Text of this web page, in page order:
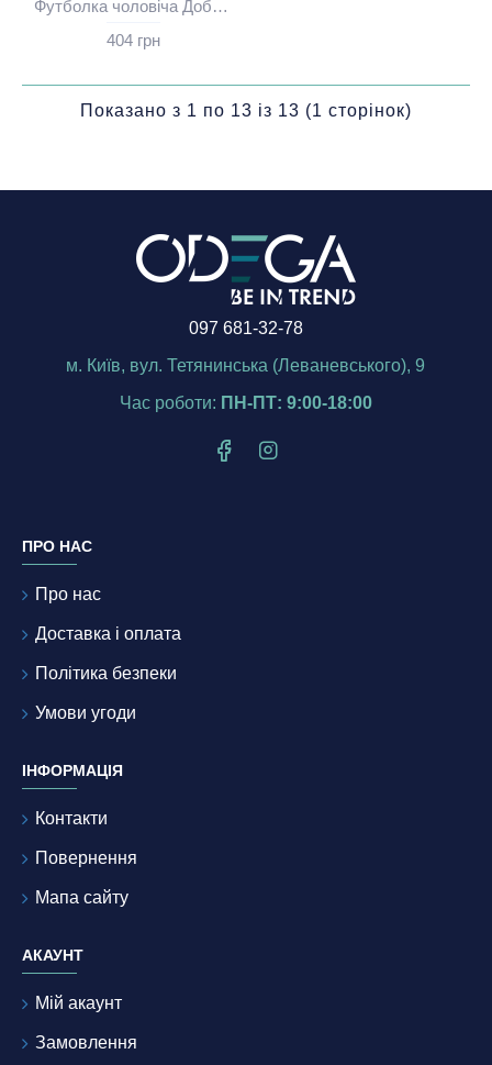
Футболка чоловіча Доброго вечора ми з України джинс - 00553
404 грн
Показано з 1 по 13 із 13 (1 сторінок)
097 681-32-78
м. Київ, вул. Тетянинська (Леваневського), 9
Час роботи: ПН-ПТ: 9:00-18:00
ПРО НАС
Про нас
Доставка і оплата
Політика безпеки
Умови угоди
ІНФОРМАЦІЯ
Контакти
Повернення
Мапа сайту
АКАУНТ
Мій акаунт
Замовлення